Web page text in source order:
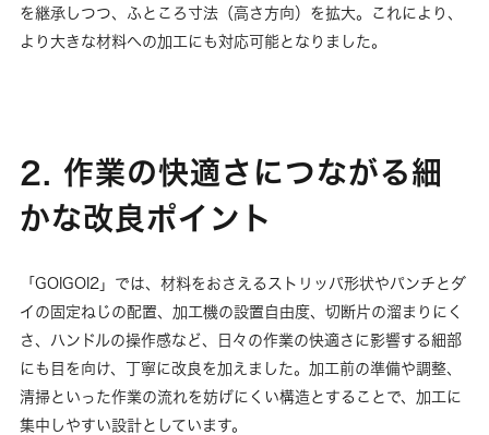
を継承しつつ、ふところ寸法（高さ方向）を拡大。これにより、
より大きな材料への加工にも対応可能となりました。
2. 作業の快適さにつながる細
かな改良ポイント
「GOIGOI2」では、材料をおさえるストリッパ形状やパンチとダ
イの固定ねじの配置、加工機の設置自由度、切断片の溜まりにく
さ、ハンドルの操作感など、日々の作業の快適さに影響する細部
にも目を向け、丁寧に改良を加えました。加工前の準備や調整、
清掃といった作業の流れを妨げにくい構造とすることで、加工に
集中しやすい設計としています。